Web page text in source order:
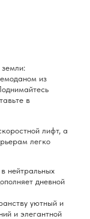
из
в
лифт, а
легко
нейтральных
дневной
уютный и
и элегантной